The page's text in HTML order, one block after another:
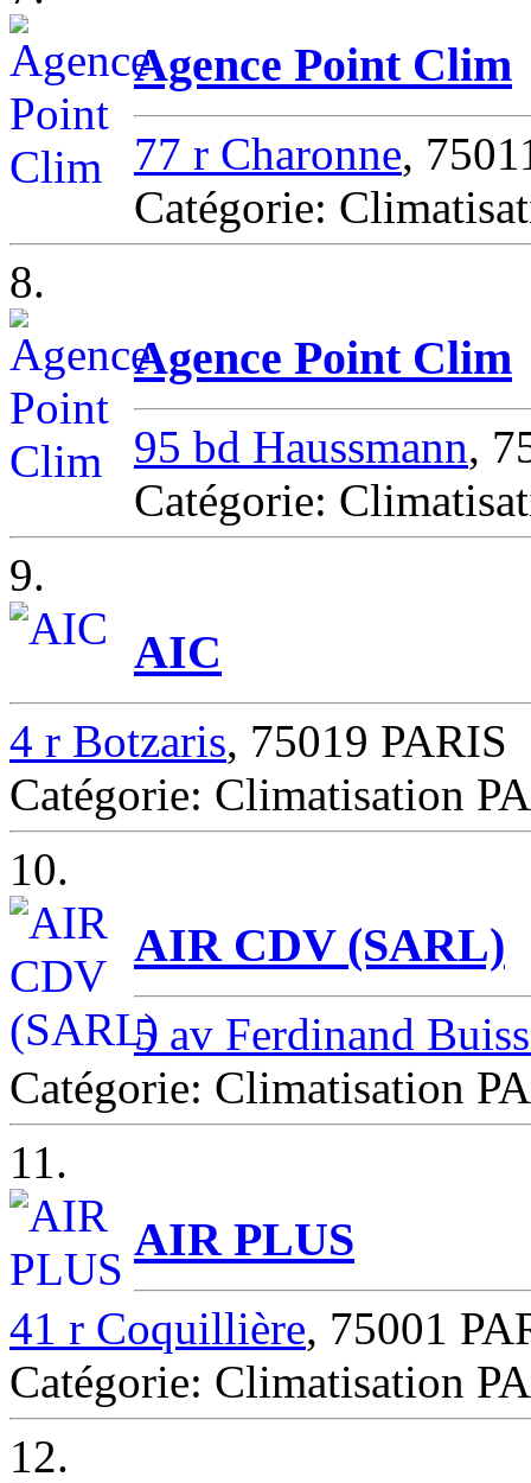
Agence Point Clim
77 r Charonne,
Catégorie:
8.
Agence Point Clim
95 bd Haussmann,
Catégorie:
9.
AIC
4 r Botzaris, 75019 PARIS
Catégorie: Climatisation
10.
AIR CDV (SARL)
5 av Ferdinand
Catégorie: Climatisation
11.
AIR PLUS
41 r Coquillière, 75001
Catégorie: Climatisation
12.